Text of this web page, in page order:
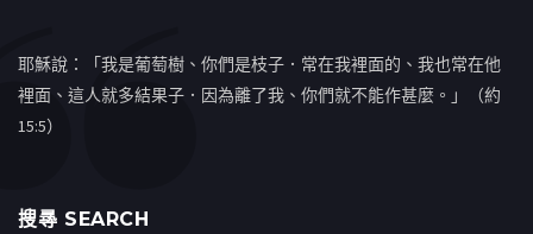
耶穌說：「我是葡萄樹、你們是枝子．常在我裡面的、我也常在他
裡面、這人就多結果子．因為離了我、你們就不能作甚麼。」（約
15:5）
搜㝷 SEARCH